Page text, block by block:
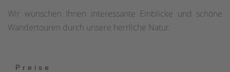
Wir wünschen Ihnen interessante Einblicke und schöne
Wandertouren durch unsere herrliche Natur.
Preise